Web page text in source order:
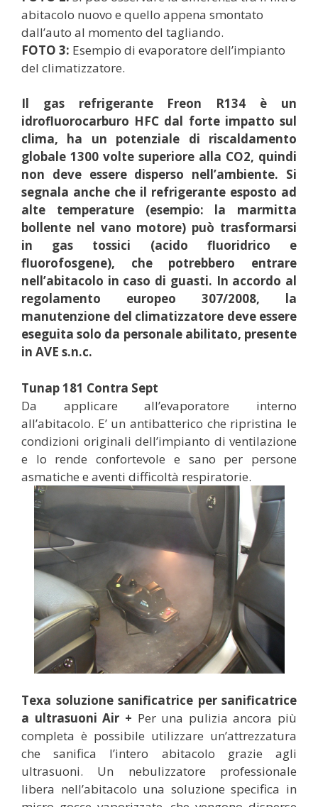
abitacolo nuovo e quello appena smontato
dall’auto al momento del tagliando.
FOTO 3: Esempio di evaporatore dell’impianto
del climatizzatore.
Il gas refrigerante Freon R134 è un
idrofluorocarburo HFC dal forte impatto sul
clima, ha un potenziale di riscaldamento
globale 1300 volte superiore alla CO2, quindi
non deve essere disperso nell’ambiente. Si
segnala anche che il refrigerante esposto ad
alte temperature (esempio: la marmitta
bollente nel vano motore) può trasformarsi
in gas tossici (acido fluoridrico e
fluorofosgene), che potrebbero entrare
nell’abitacolo in caso di guasti. In accordo al
regolamento europeo 307/2008, la
manutenzione del climatizzatore deve essere
eseguita solo da personale abilitato, presente
in AVE s.n.c.
Tunap 181 Contra Sept
Da applicare all’evaporatore interno
all’abitacolo. E’ un antibatterico che ripristina le
condizioni originali dell’impianto di ventilazione
e lo rende confortevole e sano per persone
asmatiche e aventi difficoltà respiratorie.
Texa soluzione sanificatrice per sanificatrice
a ultrasuoni Air + Per una pulizia ancora più
completa è possibile utilizzare un’attrezzatura
che sanifica l’intero abitacolo grazie agli
ultrasuoni. Un nebulizzatore professionale
libera nell’abitacolo una soluzione specifica in